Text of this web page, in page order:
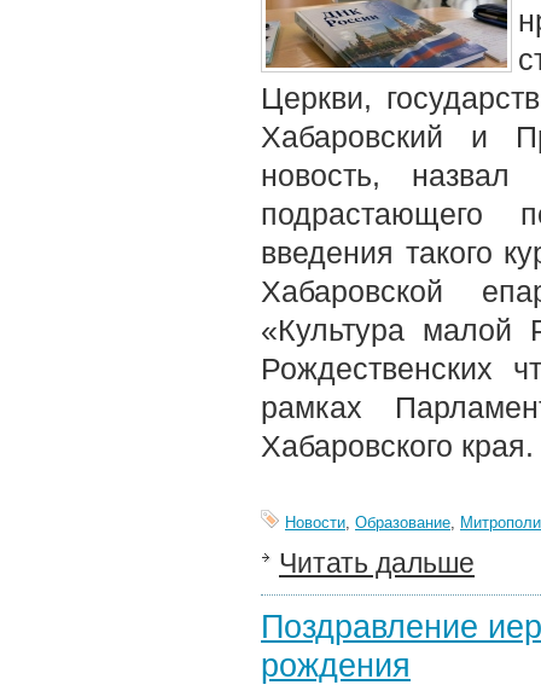
Церкви,
Хабаровский и
новость,
подрастающего
введения такого
Хабаровской
«Культура малой
Рождественских
рамках
Хабаровского края.
Новости, Образование,
Читать дальше
Поздравление
рождения